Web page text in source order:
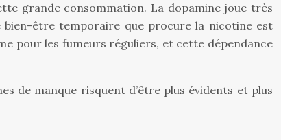
grande consommation. La dopamine joue très
bien-être temporaire que procure la nicotine est
pour les fumeurs réguliers, et cette dépendance
de manque risquent d’être plus évidents et plus